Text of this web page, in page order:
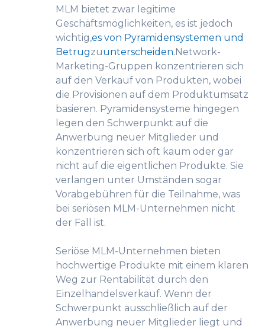
MLM bietet zwar legitime
Geschäftsmöglichkeiten, es ist jedoch
wichtig,es von Pyramidensystemen und
Betrugzuunterscheiden. Network-
Marketing-Gruppen konzentrieren sich
auf den Verkauf von Produkten, wobei
die Provisionen auf dem Produktumsatz
basieren. Pyramidensysteme hingegen
legen den Schwerpunkt auf die
Anwerbung neuer Mitglieder und
konzentrieren sich oft kaum oder gar
nicht auf die eigentlichen Produkte. Sie
verlangen unter Umständen sogar
Vorabgebühren für die Teilnahme, was
bei seriösen MLM-Unternehmen nicht
der Fall ist.
Seriöse MLM-Unternehmen bieten
hochwertige Produkte mit einem klaren
Weg zur Rentabilität durch den
Einzelhandelsverkauf. Wenn der
Schwerpunkt ausschließlich auf der
Anwerbung neuer Mitglieder liegt und